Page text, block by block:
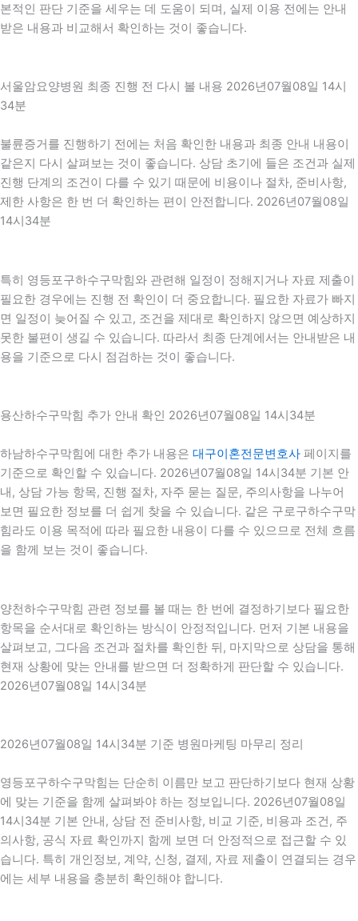
본적인 판단 기준을 세우는 데 도움이 되며, 실제 이용 전에는 안내
받은 내용과 비교해서 확인하는 것이 좋습니다.
서울암요양병원 최종 진행 전 다시 볼 내용 2026년07월08일 14시
34분
불륜증거를 진행하기 전에는 처음 확인한 내용과 최종 안내 내용이
같은지 다시 살펴보는 것이 좋습니다. 상담 초기에 들은 조건과 실제
진행 단계의 조건이 다를 수 있기 때문에 비용이나 절차, 준비사항,
제한 사항은 한 번 더 확인하는 편이 안전합니다. 2026년07월08일
14시34분
특히 영등포구하수구막힘와 관련해 일정이 정해지거나 자료 제출이
필요한 경우에는 진행 전 확인이 더 중요합니다. 필요한 자료가 빠지
면 일정이 늦어질 수 있고, 조건을 제대로 확인하지 않으면 예상하지
못한 불편이 생길 수 있습니다. 따라서 최종 단계에서는 안내받은 내
용을 기준으로 다시 점검하는 것이 좋습니다.
용산하수구막힘 추가 안내 확인 2026년07월08일 14시34분
하남하수구막힘에 대한 추가 내용은 대구이혼전문변호사 페이지를
기준으로 확인할 수 있습니다. 2026년07월08일 14시34분 기본 안
내, 상담 가능 항목, 진행 절차, 자주 묻는 질문, 주의사항을 나누어
보면 필요한 정보를 더 쉽게 찾을 수 있습니다. 같은 구로구하수구막
힘라도 이용 목적에 따라 필요한 내용이 다를 수 있으므로 전체 흐름
을 함께 보는 것이 좋습니다.
양천하수구막힘 관련 정보를 볼 때는 한 번에 결정하기보다 필요한
항목을 순서대로 확인하는 방식이 안정적입니다. 먼저 기본 내용을
살펴보고, 그다음 조건과 절차를 확인한 뒤, 마지막으로 상담을 통해
현재 상황에 맞는 안내를 받으면 더 정확하게 판단할 수 있습니다.
2026년07월08일 14시34분
2026년07월08일 14시34분 기준 병원마케팅 마무리 정리
영등포구하수구막힘는 단순히 이름만 보고 판단하기보다 현재 상황
에 맞는 기준을 함께 살펴봐야 하는 정보입니다. 2026년07월08일
14시34분 기본 안내, 상담 전 준비사항, 비교 기준, 비용과 조건, 주
의사항, 공식 자료 확인까지 함께 보면 더 안정적으로 접근할 수 있
습니다. 특히 개인정보, 계약, 신청, 결제, 자료 제출이 연결되는 경우
에는 세부 내용을 충분히 확인해야 합니다.